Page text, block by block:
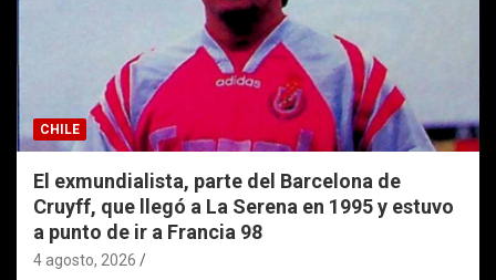
CHILE
El exmundialista, parte del Barcelona de
Cruyff, que llegó a La Serena en 1995 y estuvo
a punto de ir a Francia 98
4 agosto, 2026